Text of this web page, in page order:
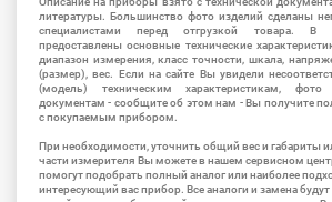
литературы. Большинство фото изделий сделаны
специалистами перед отгрузкой товара. В
предоставлены основные технические
диапазон измерения, класс точности, шкала,
(размер), вес. Если на сайте Вы увидели
(модель) техническим характеристикам,
документам - сообщите об этом нам - Вы получите
с покупаемым прибором.
При необходимости, уточнить общий вес и габариты
части измерителя Вы можете в нашем сервисном
помогут подобрать полный аналог или наиболее
интересующий вас прибор. Все аналоги и замена